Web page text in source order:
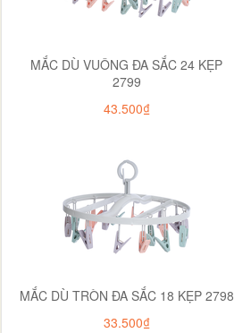
MẮC DÙ VUÔNG ĐA SẮC 24 KẸP
2799
43.500₫
MẮC DÙ TRÒN ĐA SẮC 18 KẸP 2798
33.500₫